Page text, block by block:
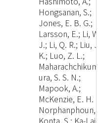
Hongsanan, S.;
Jones, E. B. G.;
Larsson, E.; Li, W.
J.; Li, Q. R.; Liu, J.
K.; Luo, Z. L.;
ura, S. S. N.;
Mapook, A.;
McKenzie, E. H.
Norphanphoun,
Konta, S.; Ka-Lai